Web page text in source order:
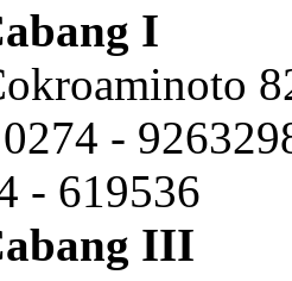
I
-
- 619536
III